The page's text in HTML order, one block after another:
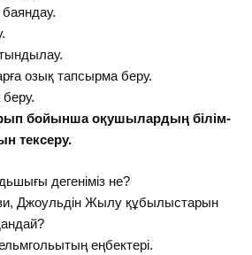
озық тапсырма беру.
бойынша оқушылардың білім-
тексеру.
дегеніміз не?
Джоульдін Жылу құбылыстарын
еңбектері.